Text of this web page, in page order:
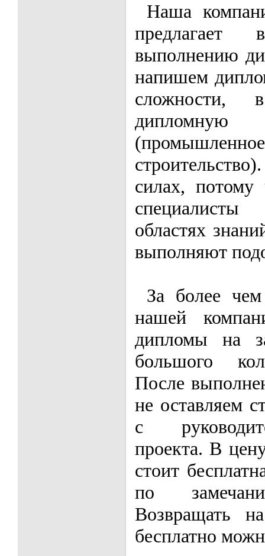
Наша
выполнению
напишем
силах,
областях
выполняют
За более
нашей
дипломы на
большого
После
не оставляем
с
проекта. В
стоит
по
Возвращать
бесплатно